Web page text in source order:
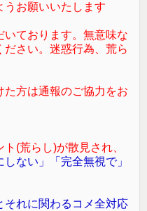
うお願いいたします
いております。無意味な
さい。迷惑行為、荒ら
方は通報のご協力をお
(荒らし)が散見され、
しない」「完全無視で」
それに関わるコメ全対応